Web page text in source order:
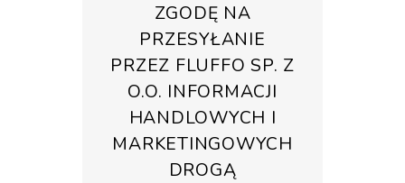
ZGODĘ NA
PRZESYŁANIE
PRZEZ FLUFFO SP. Z
O.O. INFORMACJI
HANDLOWYCH I
MARKETINGOWYCH
DROGĄ